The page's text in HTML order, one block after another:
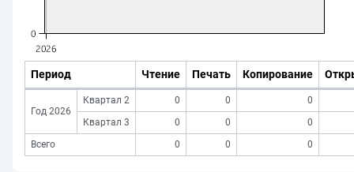
Период Чтение Печать Копирование
Год 2026
Квартал 2 0 0
0
Квартал 3
0 0
0
Всего
0 0 0